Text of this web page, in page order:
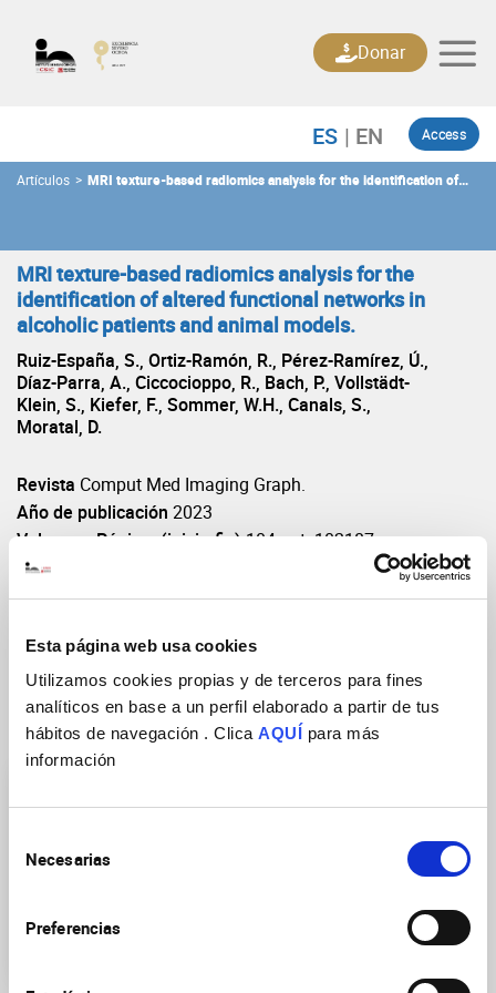
Esta página web usa cookies
Utilizamos cookies propias y de terceros para fines
analíticos en base a un perfil elaborado a partir de tus
hábitos de navegación . Clica AQUÍ para más
información
Necesarias
Preferencias
content
Access
Donar
Artículos > MRI texture-based radiomics analysis for the identification of
MRI texture-based radiomics analysis for the
identification of altered functional networks in
alcoholic patients and animal models.
Ruiz-España, S., Ortiz-Ramón, R., Pérez-Ramírez, Ú.,
Díaz-Parra, A., Ciccocioppo, R., Bach, P., Vollstädt-
Klein, S., Kiefer, F., Sommer, W.H., Canals, S.,
Moratal, D.
Revista Comput Med Imaging Graph.
Año de publicación 2023
Volumen: Páginas(inicio-fin)104: art. 102187
DOI
https://doi.org/10.1016/j.compmedimag.2023.102187
Grupos de Investigación
Plasticidad de las redes
neuronales